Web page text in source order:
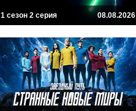
1 сезон 2 серия 08.08.2026